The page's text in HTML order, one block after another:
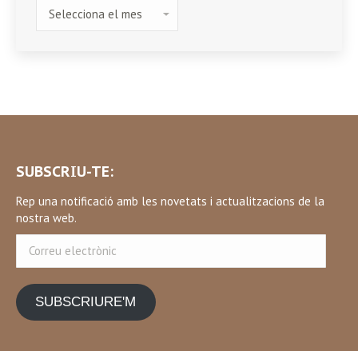
SUBSCRIU-TE:
Rep una notificació amb les novetats i actualitzacions de la
nostra web.
electrònic
SUBSCRIURE'M